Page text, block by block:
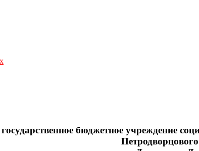
бюджетное учреждение